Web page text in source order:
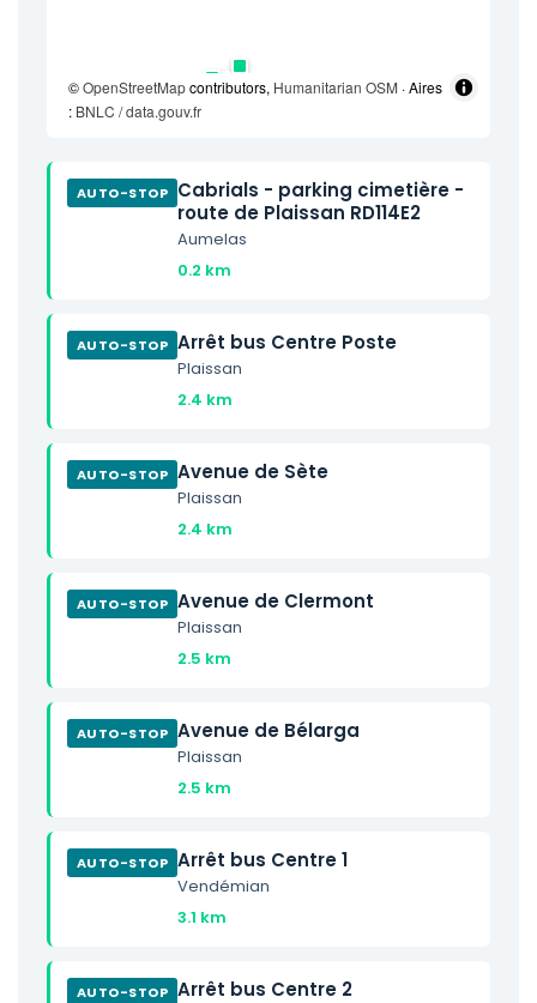
©OpenStreetMapcontributors, Humanitarian OSM · Aires
: BNLC / data.gouv.fr
AUTO-STOP Cabrials - parking cimetière -
route de Plaissan RD114E2
Aumelas
0.2 km
AUTO-STOP Arrêt bus Centre Poste
Plaissan
2.4 km
AUTO-STOP Avenue de Sète
Plaissan
2.4 km
AUTO-STOP Avenue de Clermont
Plaissan
2.5 km
AUTO-STOP Avenue de Bélarga
Plaissan
2.5 km
AUTO-STOP Arrêt bus Centre 1
Vendémian
3.1 km
AUTO-STOP Arrêt bus Centre 2